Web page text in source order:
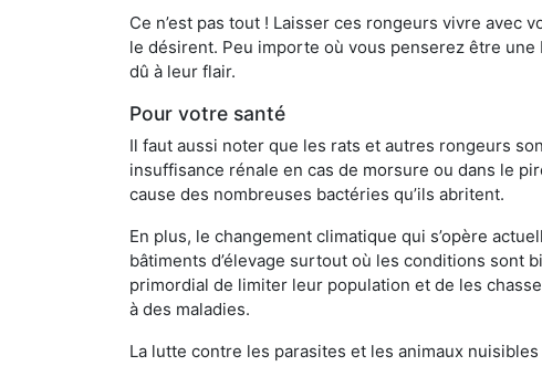
Ce n’est pas tout ! Laisser ces rongeurs vivre avec
le désirent. Peu importe où vous penserez être
dû à leur flair.
Pour votre santé
Il faut aussi noter que les rats et autres rongeurs
insuffisance rénale en cas de morsure ou dans le
cause des nombreuses bactéries qu’ils abritent.
En plus, le changement climatique qui s’opère
bâtiments d’élevage surtout où les conditions sont
primordial de limiter leur population et de les
à des maladies.
La lutte contre les parasites et les animaux